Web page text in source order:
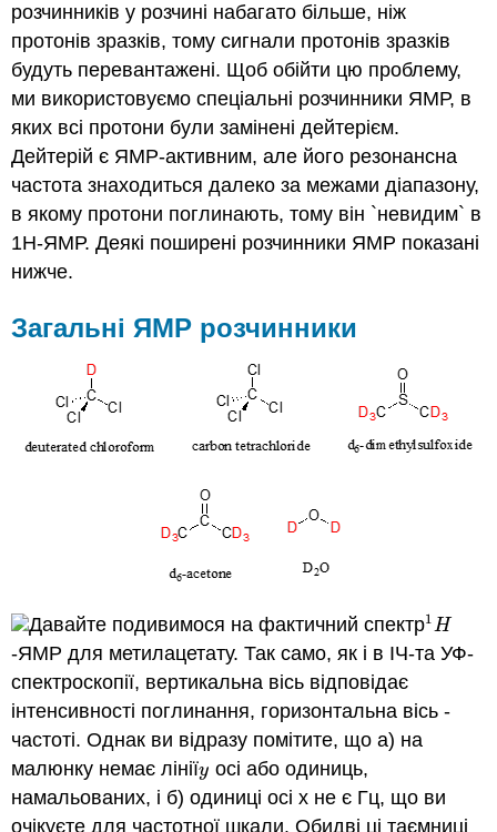
розчинників у розчині набагато більше, ніж
протонів зразків, тому сигнали протонів зразків
будуть перевантажені. Щоб обійти цю проблему,
ми використовуємо спеціальні розчинники ЯМР, в
яких всі протони були замінені дейтерієм.
Дейтерій є ЯМР-активним, але його резонансна
частота знаходиться далеко за межами діапазону,
в якому протони поглинають, тому він `невидим` в
1H-ЯМР. Деякі поширені розчинники ЯМР показані
нижче.
Загальні ЯМР розчинники
Давайте подивимося на фактичний спектр1H
1H
-ЯМР для метилацетату. Так само, як і в ІЧ-та УФ-
спектроскопії, вертикальна вісь відповідає
інтенсивності поглинання, горизонтальна вісь -
частоті. Однак ви відразу помітите, що а) на
малюнку немає лініїy
y осі або одиниць,
намальованих, і б) одиниці осі x не є Гц, що ви
очікуєте для частотної шкали. Обидві ці таємниці